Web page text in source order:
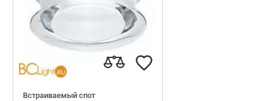
Встраиваемый спот